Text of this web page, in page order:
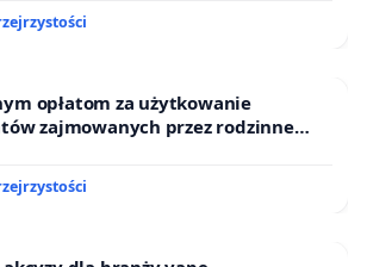
opłatom za użytkowanie
zajmowanych przez rodzinne